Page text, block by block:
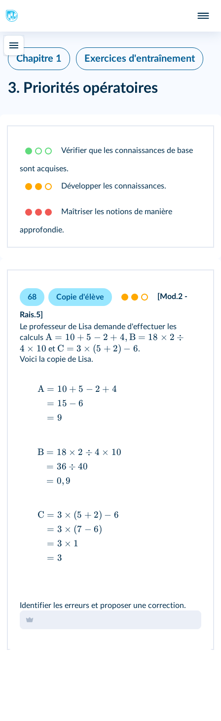
Chapitre 1 Exercices d'entraînement
3. Priorités opératoires
Vérifier que les connaissances de base
sont acquises.
Développer les connaissances.
Maîtriser les notions de manière
approfondie.
68 Copie d'élève [Mod.2 -
Rais.5]
Le professeur de Lisa demande d'effectuer les
calculs A = 10 + 5 − 2 + 4, B = 18 × 2 ÷
4 × 10 et C = 3 × (5 + 2) − 6.
Voici la copie de Lisa.
A = 10 + 5 − 2 + 4
= 15 − 6
= 9
B = 18 × 2 ÷ 4 × 10
= 36 ÷ 40
= 0,9
C = 3 × (5 + 2) − 6
= 3 × (7 − 6)
= 3 × 1
= 3
Identifier les erreurs et proposer une correction.